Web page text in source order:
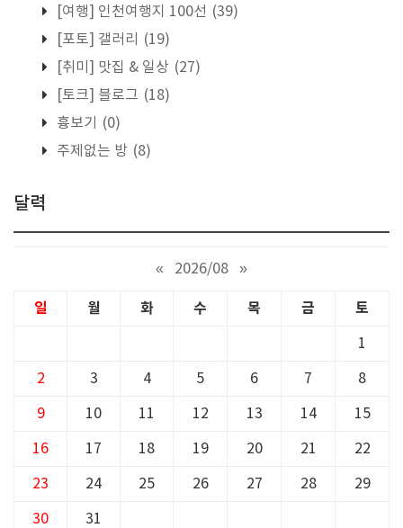
[여행] 인천여행지 100선 (39)
[포토] 갤러리
(19)
[취미] 맛집 & 일상 (27)
[토크] 블로그 (18)
흉보기
(0)
주제없는 방 (8)
달력
« 2026/08 »
일 월 화 수 목 금 토
1
2 3 4 5 6 7 8
9 10 11 12 13 14 15
16 17 18 19 20 21 22
23 24 25 26 27 28 29
30 31